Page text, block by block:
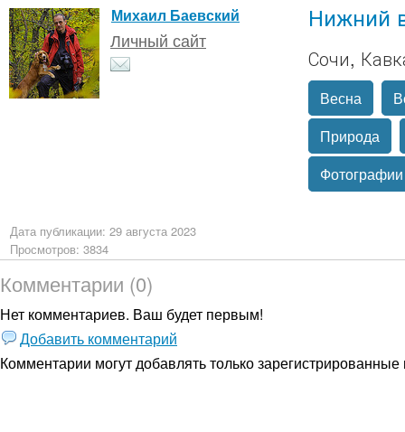
Михаил Баевский
Личный сайт
Нижний
Сочи,
Весна
Природа
Фотографии
Дата публикации: 29 августа 2023
Просмотров: 3834
Комментарии (0)
Нет комментариев. Ваш будет первым!
Добавить комментарий
Комментарии могут добавлять толькозарегистрированные